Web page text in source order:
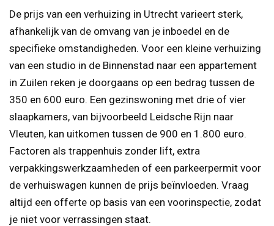
De prijs van een verhuizing in Utrecht varieert sterk,
afhankelijk van de omvang van je inboedel en de
specifieke omstandigheden. Voor een kleine verhuizing
van een studio in de Binnenstad naar een appartement
in Zuilen reken je doorgaans op een bedrag tussen de
350 en 600 euro. Een gezinswoning met drie of vier
slaapkamers, van bijvoorbeeld Leidsche Rijn naar
Vleuten, kan uitkomen tussen de 900 en 1.800 euro.
Factoren als trappenhuis zonder lift, extra
verpakkingswerkzaamheden of een parkeerpermit voor
de verhuiswagen kunnen de prijs beïnvloeden. Vraag
altijd een offerte op basis van een voorinspectie, zodat
je niet voor verrassingen staat.